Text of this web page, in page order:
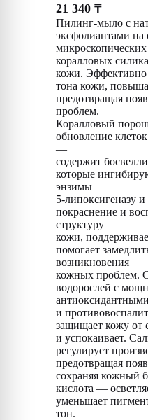
21 340 ₸
Пилинг-мыло с
эксфолиантами на
микроскопических
коралловых
кожи. Эффективно
тона кожи,
предотвращая
проблем.
Коралловый
обновление
—
содержит
которые
энзимы
5-липоксигеназу и
покраснение и
структуру
кожи,
помогает
возникновения
кожных проблем.
водорослей с
антиоксидантными
и
защищает кожу от
и успокаивает.
регулирует
предотвращая
сохраняя кожный
кислота —
уменьшает
тон.